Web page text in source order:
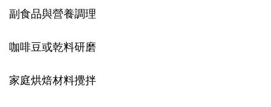
副食品與營養調理
咖啡豆或乾料研磨
家庭烘焙材料攪拌